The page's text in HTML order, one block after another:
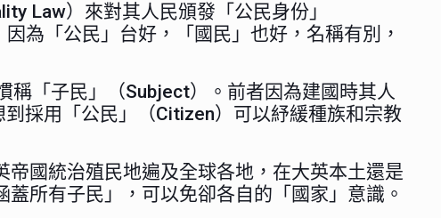
Law）來對其人民頒發「公民身份」
為「公民」台好，「國民」也好，名稱有別，
「子民」（Subject）。前者因為建國時其人
採用「公民」（Citizen）可以紓緩種族和宗教
國統治殖民地遍及全球各地，在大英本土還是
所有子民」，可以免卻各自的「國家」意識。